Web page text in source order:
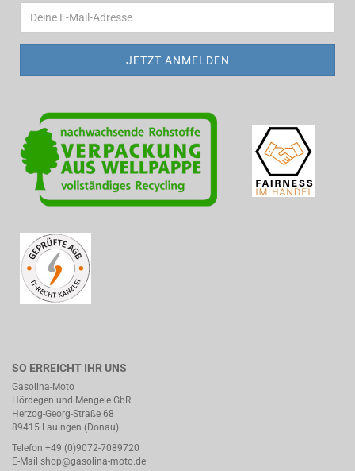
SO ERREICHT IHR UNS
Gasolina-Moto
Hördegen und Mengele GbR
Herzog-Georg-Straße 68
89415 Lauingen (Donau)
Telefon +49 (0)9072-7089720
E-Mail shop@gasolina-moto.de